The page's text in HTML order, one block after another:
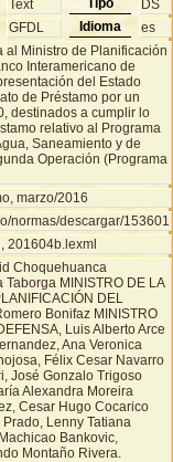
Text Tipo
DS
GFDL Idioma es
al Ministro de Planificación
Interamericano de
del Estado
de Préstamo por un
destinados a cumplir lo
relativo al Programa
Saneamiento y de
Operación (Programa
marzo/2016
normas/descargar/153601
201604b.lexml
Choquehuanca
MINISTRO DE LA
DEL
Bonifaz MINISTRO
Luis Alberto Arce
Ana Veronica
Félix Cesar Navarro
José Gonzalo Trigoso
Alexandra Moreira
Cesar Hugo Cocarico
Lenny Tatiana
Bankovic,
Montaño Rivera.